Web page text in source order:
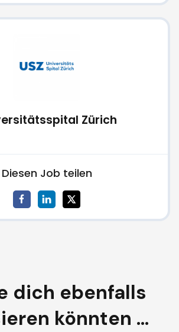
Zürich
Diesen Job teilen
dich ebenfalls
könnten ...